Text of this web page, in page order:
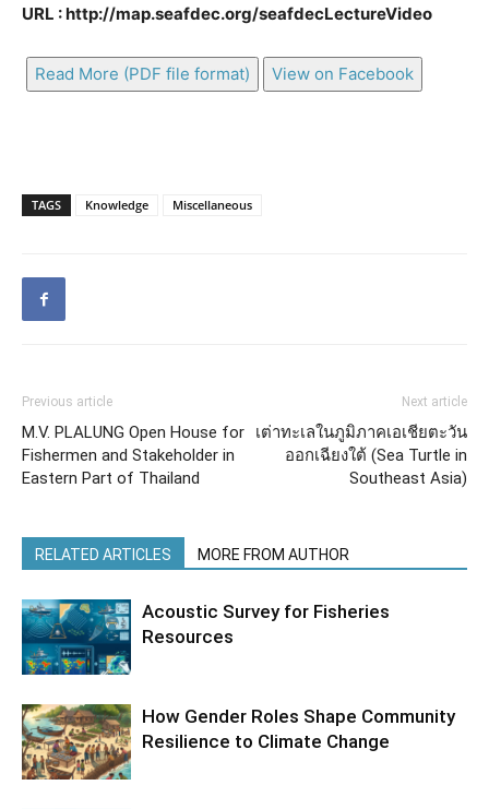
URL : http://map.seafdec.org/seafdecLectureVideo
Read More (PDF file format) View on Facebook
TAGS Knowledge Miscellaneous
Previous article
M.V. PLALUNG Open House for
Fishermen and Stakeholder in
Eastern Part of Thailand
Next article
เต่าทะเลในภูมิภาคเอเชียตะวัน
ออกเฉียงใต้ (Sea Turtle in
Southeast Asia)
RELATED ARTICLES MORE FROM AUTHOR
Acoustic Survey for Fisheries
Resources
How Gender Roles Shape Community
Resilience to Climate Change